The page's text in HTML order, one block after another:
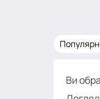
Ви